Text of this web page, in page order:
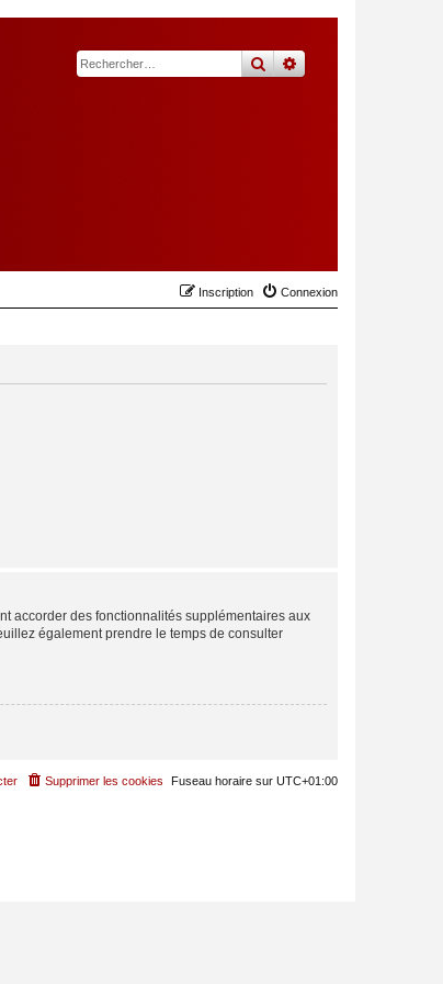
rechercher
recherche
Connexion
Inscription
accorder des fonctionnalités supplémentaires aux
également prendre le temps de consulter
Fuseau horaire sur UTC+01:00
Supprimer les cookies